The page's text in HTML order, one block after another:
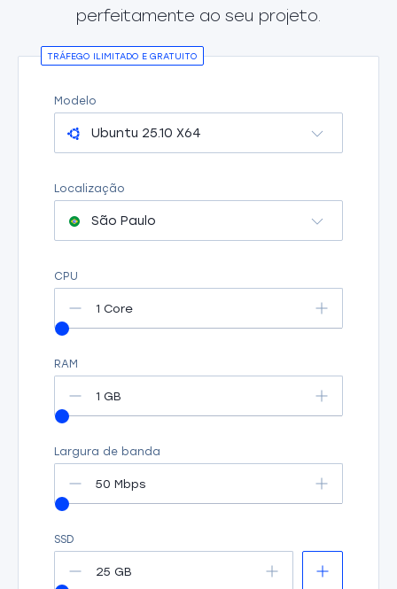
perfeitamente ao seu projeto.
TRÁFEGO ILIMITADO E GRATUITO
Modelo
Ubuntu 25.10 X64
Localização
São Paulo
CPU
1 Core
RAM
1 GB
Largura de banda
50 Mbps
SSD
25 GB